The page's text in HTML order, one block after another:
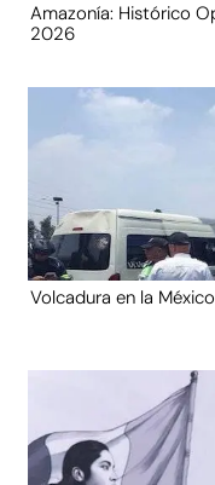
Amazonía: Histórico
2026
Volcadura en la